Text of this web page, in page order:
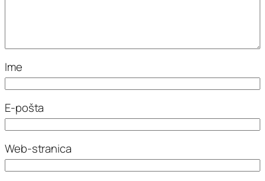
Ime
E-pošta
Web-stranica